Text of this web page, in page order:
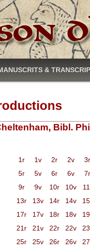
&
Bibl.
1r 1v 2r 2v 3r
5r
5v 6r 6v 7r
9r
9v 10r 10v
13r
13v 14r 14v
17r
17v 18r 18v
21r
21v 22r 22v
25r
25v 26r 26v